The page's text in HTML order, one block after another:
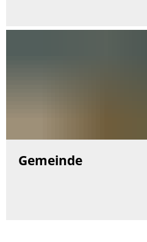
Gemeinde